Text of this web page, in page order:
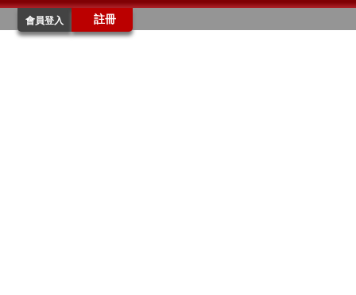
會員登入 註冊